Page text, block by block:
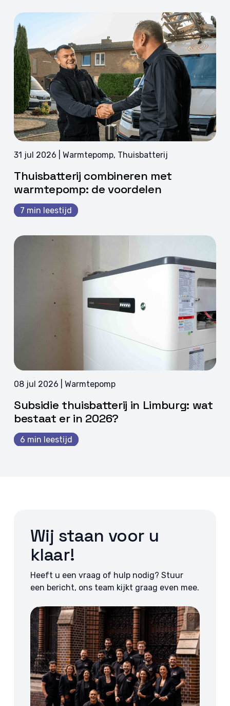
31 jul 2026 | Warmtepomp, Thuisbatterij
Thuisbatterij combineren met
warmtepomp: de voordelen
7 min leestijd
08 jul 2026 | Warmtepomp
Subsidie thuisbatterij in Limburg: wat
bestaat er in 2026?
6 min leestijd
Wij staan voor u
klaar!
Heeft u een vraag of hulp nodig? Stuur
een bericht, ons team kijkt graag even mee.